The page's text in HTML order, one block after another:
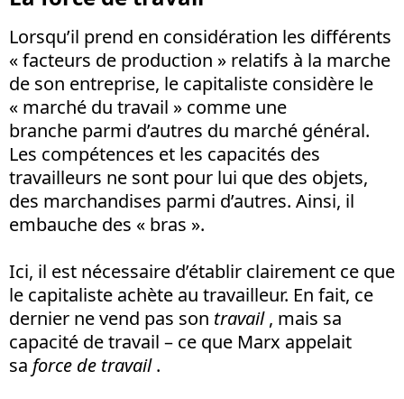
Lorsqu’il prend en considération les différents
« facteurs de production » relatifs à la marche
de son entreprise, le capitaliste considère le
« marché du travail » comme une
branche parmi d’autres du marché général.
Les compétences et les capacités des
travailleurs ne sont pour lui que des objets,
des marchandises parmi d’autres. Ainsi, il
embauche des « bras ».
Ici, il est nécessaire d’établir clairement ce que
le capitaliste achète au travailleur. En fait, ce
dernier ne vend pas son travail, mais sa
capacité de travail – ce que Marx appelait
sa force de travail.